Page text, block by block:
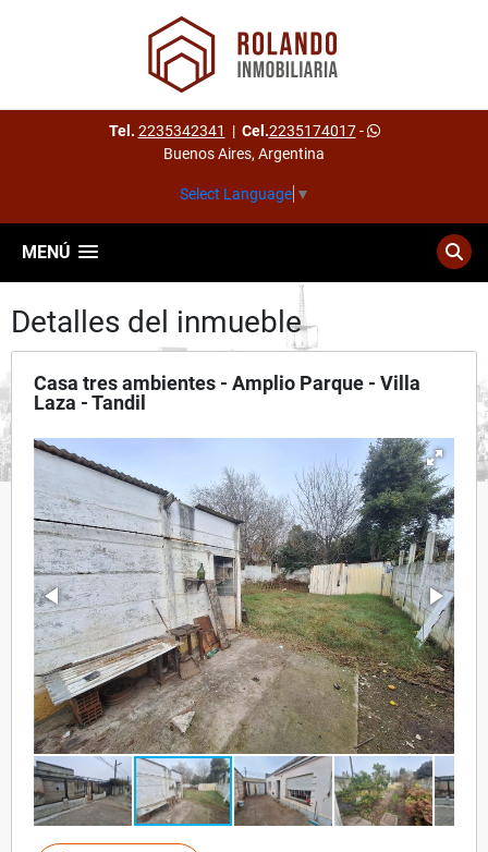
Tel. 2235342341 | Cel.2235174017-
Buenos Aires, Argentina
Select Language ▼
MENÚ
Detalles del inmueble
Casa tres ambientes - Amplio Parque - Villa
Laza - Tandil